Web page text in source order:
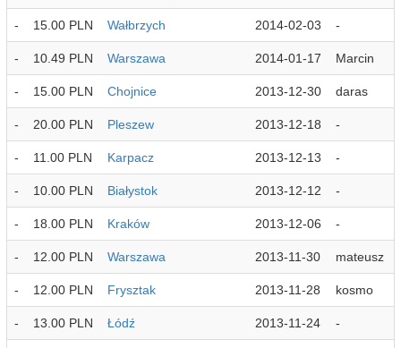
- 15.00 PLN Wałbrzych 2014-02-03 -
- 10.49 PLN Warszawa 2014-01-17 Marcin
- 15.00 PLN Chojnice 2013-12-30 daras
- 20.00 PLN Pleszew 2013-12-18 -
- 11.00 PLN Karpacz 2013-12-13 -
- 10.00 PLN Białystok 2013-12-12 -
- 18.00 PLN Kraków 2013-12-06 -
- 12.00 PLN Warszawa 2013-11-30 mateusz
- 12.00 PLN Frysztak 2013-11-28 kosmo
- 13.00 PLN Łódź 2013-11-24 -